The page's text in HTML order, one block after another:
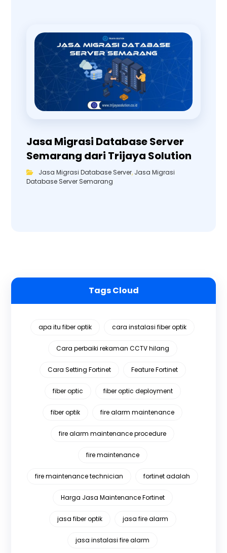
Jasa Migrasi Database Server
Semarang dari Trijaya Solution
Jasa Migrasi Database Server, Jasa Migrasi
Database Server Semarang
Tags Cloud
apa itu fiber optik cara instalasi fiber optik
Cara perbaiki rekaman CCTV hilang
Cara Setting Fortinet Feature Fortinet
fiber optic fiber optic deployment
fiber optik fire alarm maintenance
fire alarm maintenance procedure
fire maintenance
fire maintenance technician fortinet adalah
Harga Jasa Maintenance Fortinet
jasa fiber optik jasa fire alarm
jasa instalasi fire alarm